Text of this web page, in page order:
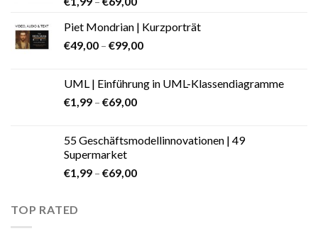
Piet Mondrian | Kurzporträt
€49,00 – €99,00
UML | Einführung in UML-Klassendiagramme
€1,99 – €69,00
55 Geschäftsmodellinnovationen | 49
Supermarket
€1,99 – €69,00
TOP RATED